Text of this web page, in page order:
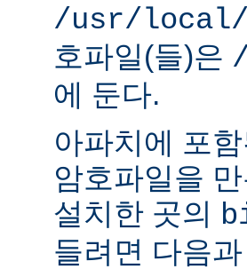
/usr/local/
호파일(들)은
에 둔다.
아파치에 포함
암호파일을
설치한 곳의
들려면 다음